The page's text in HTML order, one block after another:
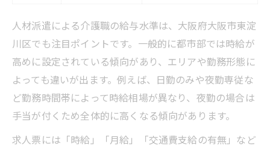
人材派遣による介護職の給与水準は、大阪府大阪市東淀
川区でも注目ポイントです。一般的に都市部では時給が
高めに設定されている傾向があり、エリアや勤務形態に
よっても違いが出ます。例えば、日勤のみや夜勤専従な
ど勤務時間帯によって時給相場が異なり、夜勤の場合は
手当が付くため全体的に高くなる傾向があります。
求人票には「時給」「月給」「交通費支給の有無」など